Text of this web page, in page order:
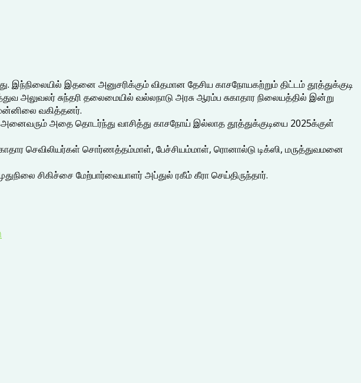
இந்நிலையில் இதனை அனுசரிக்கும் விதமான தேசிய காசநோயகற்றும் திட்டம் தூத்துக்குடி
அலுவலர் சுந்தரி தலைமையில் வல்லநாடு அரசு ஆரம்ப சுகாதார நிலையத்தில் இன்று
வகித்தனர்.
அதை தொடர்ந்து வாசித்து காசநோய் இல்லாத தூத்துக்குடியை 2025க்குள்
செவிலியர்கள் சொர்ணத்தம்மாள், பேச்சியம்மாள், ரொனால்டு டிக்ஸி, மருத்துவமனை
சிகிச்சை மேற்பார்வையாளர் அப்துல் ரகீம் கீரா செய்திருந்தார்.